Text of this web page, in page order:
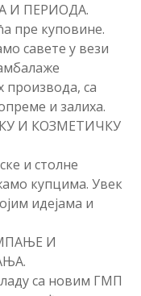
И ПЕРИОДА.
пре куповине.
савете у вези
производа, са
и залиха.
И КОЗМЕТИЧКУ
и столне
купцима. Увек
идејама и
И
са новим ГМП